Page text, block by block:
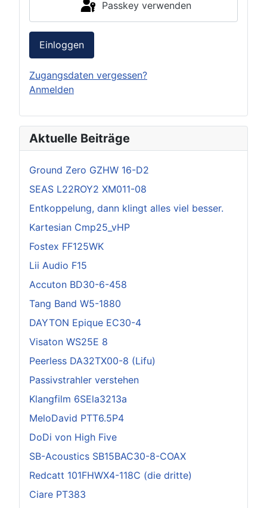
Passkey verwenden
Einloggen
Zugangsdaten vergessen?
Anmelden
Aktuelle Beiträge
Ground Zero GZHW 16-D2
SEAS L22ROY2 XM011-08
Entkoppelung, dann klingt alles viel besser.
Kartesian Cmp25_vHP
Fostex FF125WK
Lii Audio F15
Accuton BD30-6-458
Tang Band W5-1880
DAYTON Epique EC30-4
Visaton WS25E 8
Peerless DA32TX00-8 (Lifu)
Passivstrahler verstehen
Klangfilm 6SEla3213a
MeloDavid PTT6.5P4
DoDi von High Five
SB-Acoustics SB15BAC30-8-COAX
Redcatt 101FHWX4-118C (die dritte)
Ciare PT383